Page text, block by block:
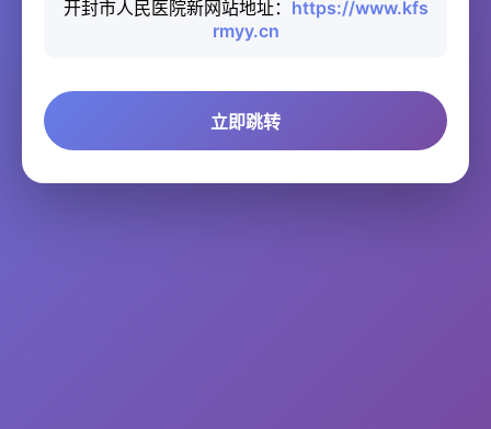
开封市人民医院新网站地址： https://www.kfs
rmyy.cn
立即跳转